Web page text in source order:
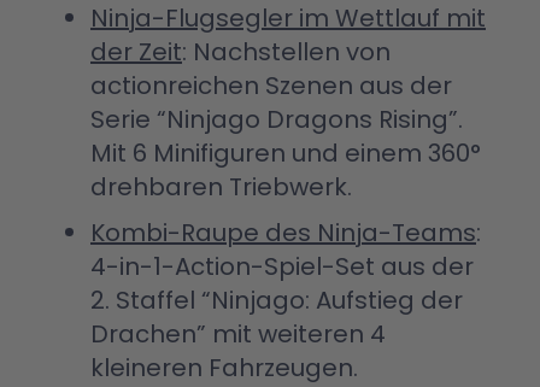
Ninja-Flugsegler im Wettlauf mit
der Zeit: Nachstellen von
actionreichen Szenen aus der
Serie “Ninjago Dragons Rising”.
Mit 6 Minifiguren und einem 360°
drehbaren Triebwerk.
Kombi-Raupe des Ninja-Teams:
4-in-1-Action-Spiel-Set aus der
2. Staffel “Ninjago: Aufstieg der
Drachen” mit weiteren 4
kleineren Fahrzeugen.